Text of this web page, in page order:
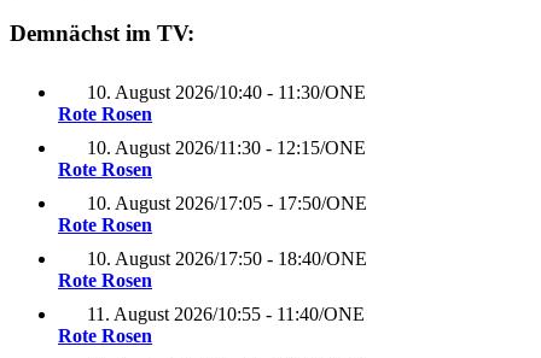
Demnächst im TV:
10. August 2026/10:40 - 11:30/ONE
Rote Rosen
10. August 2026/11:30 - 12:15/ONE
Rote Rosen
10. August 2026/17:05 - 17:50/ONE
Rote Rosen
10. August 2026/17:50 - 18:40/ONE
Rote Rosen
11. August 2026/10:55 - 11:40/ONE
Rote Rosen